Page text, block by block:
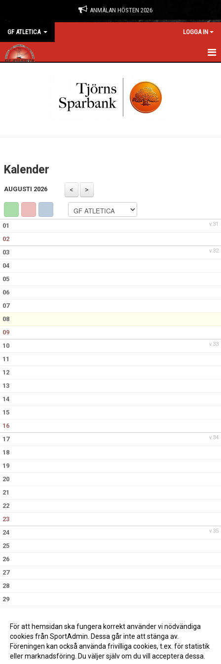
ANMÄLAN HÖSTEN 2026
GF ATLETICA LOGGA IN
BILDGALLERI
DOKUMENT
VÅRA LEDARE/TRÄNARE
KALAS
SPONSRING
Kalender
AUGUSTI 2026
v.31
01
02
v.32
03
04
05
06
07
08
09
v.33
10
11
12
13
14
15
16
v.34
17
18
19
20
21
22
23
v.35
24
25
26
27
28
29
För att hemsidan ska fungera korrekt använder vi nödvändiga
cookies från SportAdmin. Dessa går inte att stänga av.
Föreningen kan också använda frivilliga cookies, t.ex. för statistik
eller marknadsföring. Du väljer själv om du vill acceptera dessa.